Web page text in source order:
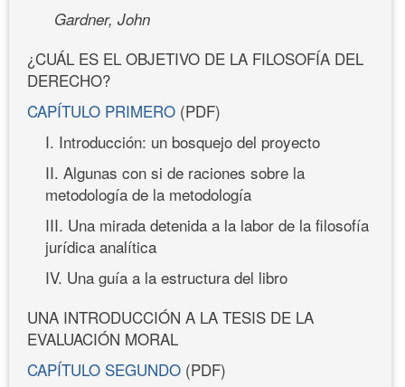
Gardner, John
¿CUÁL ES EL OBJETIVO DE LA FILOSOFÍA DEL
DERECHO?
CAPÍTULO PRIMERO (PDF)
I. Introducción: un bosquejo del proyecto
II. Algunas con si de raciones sobre la
metodología de la metodología
III. Una mirada detenida a la labor de la filosofía
jurídica analítica
IV. Una guía a la estructura del libro
UNA INTRODUCCIÓN A LA TESIS DE LA
EVALUACIÓN MORAL
CAPÍTULO SEGUNDO (PDF)